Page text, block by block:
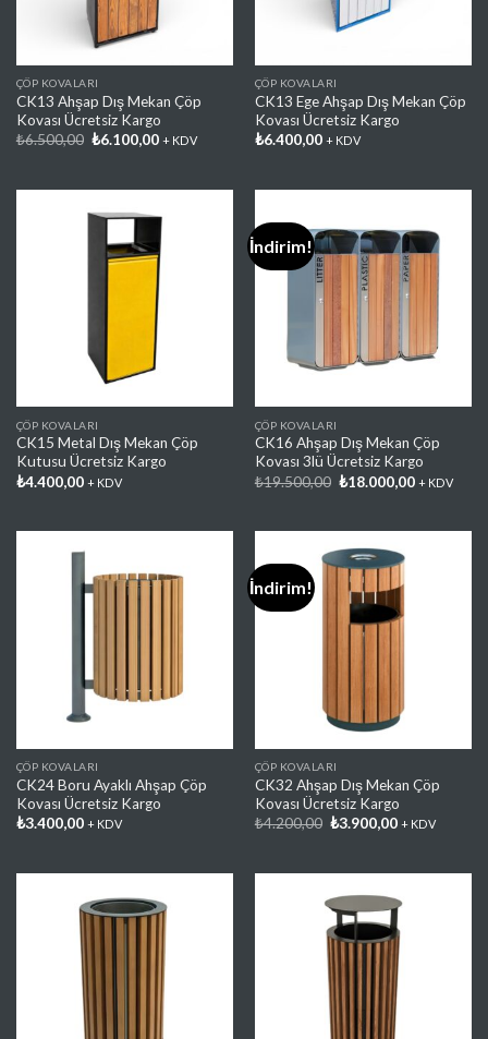
ÇÖP KOVALARI
CK13 Ahşap Dış Mekan Çöp
Kovası Ücretsiz Kargo
₺6.500,00 Orijinal
₺6.100,00Şu
+ KDV
ÇÖP KOVALARI
CK13 Ege Ahşap Dış Mekan Çöp
Kovası Ücretsiz Kargo
₺6.400,00 + KDV
ÇÖP KOVALARI
CK15 Metal Dış Mekan Çöp
Kutusu Ücretsiz Kargo
₺4.400,00 + KDV
İndirim!
Favorilere
ÇÖP KOVALARI
CK16 Ahşap Dış Mekan Çöp
Kovası 3lü Ücretsiz Kargo
₺19.500,00 Orijinal
₺18.000,00Şu
+ KDV
ÇÖP KOVALARI
CK24 Boru Ayaklı Ahşap Çöp
Kovası Ücretsiz Kargo
₺3.400,00 + KDV
İndirim!
ÇÖP KOVALARI
CK32 Ahşap Dış Mekan Çöp
Kovası Ücretsiz Kargo
₺4.200,00 Orijinal
₺3.900,00Şu
+ KDV
Favorilere